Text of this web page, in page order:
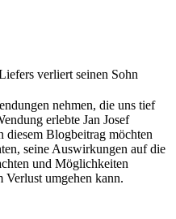
nehmen, die uns tief
erlebte Jan Josef
diesem Blogbeitrag möchten
seine Auswirkungen auf die
und Möglichkeiten
Verlust umgehen kann.